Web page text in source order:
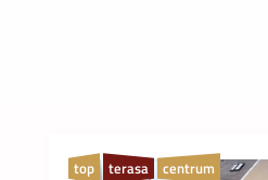
top terasa centrum